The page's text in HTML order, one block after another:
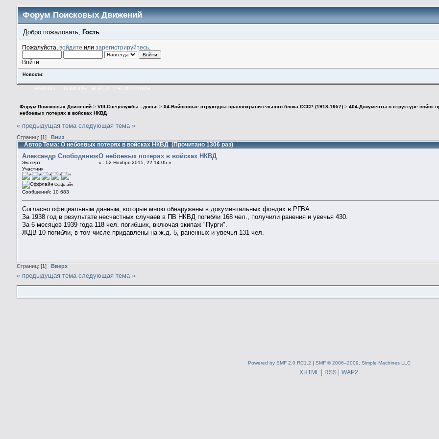
Форум Поисковых Движений
Добро пожаловать, Гость
Пожалуйста, войдите или зарегистрируйтесь.
Войти
Новости:
НАЧАЛО ПОМОЩЬ ВОЙТИ РЕГИСТРАЦИЯ
Форум Поисковых Движений >VIII-Спецслужбы - досье >04-Войсковые структуры правоохранительного блока СССР (1918-1957) >404-Документы о структуре войск
небоевых потерях в войсках НКВД
« предыдущая тема следующая тема »
Страниц: [1 ] Вниз
Автор Тема: О небоевых потерях в войсках НКВД (Прочитано 1306 раз)
Александр Слободянюк
Эксперт
Участник
Оффлайн
Сообщений: 10 683
О небоевых потерях в войсках НКВД
« :02 Ноября 2015, 22:14:05 »
Согласно официальным данным, которые мною обнаружены в документальных фондах в РГВА:
За 1938 год в результате несчастных случаев в ПВ НКВД погибли 168 чел., получили ранения и увечья 430.
За 6 месяцев 1939 года 118 чел. погибших, включая экипаж "Пурги".
ЖДВ 10 погибли, в том числе придавлены на ж.д. 5, раненных и увечья 131 чел.
Страниц: [1 ] Вверх
« предыдущая тема следующая тема »
Powered by SMF 2.0 RC1.2 | SMF © 2006–2009, Simple Machines LLC
XHTML RSS WAP2